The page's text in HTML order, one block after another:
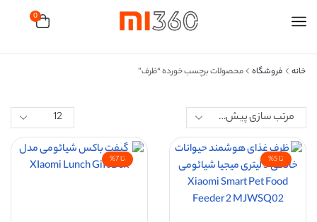
0
خانه فروشگاه محصولات برچسب خورده “ظرف”
تا 5% تا 7%